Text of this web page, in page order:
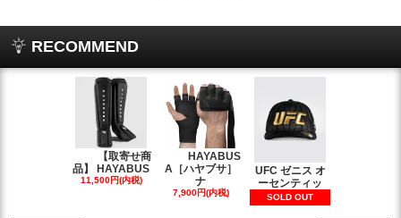
RECOMMEND
【取寄せ商
品】 HAYABUS
11,500円(内税)
HAYABUS
A［ハヤブサ］
ナ
7,900円(内税)
UFC ゼニス オ
ーセンティッ
SOLD OUT